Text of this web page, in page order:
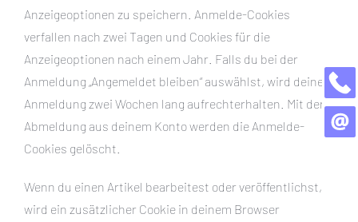
Anzeigeoptionen zu speichern. Anmelde-Cookies
verfallen nach zwei Tagen und Cookies für die
Anzeigeoptionen nach einem Jahr. Falls du bei der
Anmeldung „Angemeldet bleiben“ auswählst, wird deine
Anmeldung zwei Wochen lang aufrechterhalten. Mit der
Abmeldung aus deinem Konto werden die Anmelde-
Cookies gelöscht.
Wenn du einen Artikel bearbeitest oder veröffentlichst,
wird ein zusätzlicher Cookie in deinem Browser